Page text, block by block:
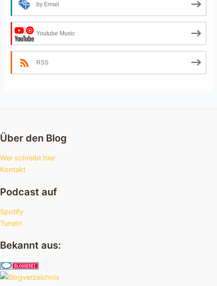
by Email
Youtube Music
RSS
Über den Blog
Wer schreibt hier
Kontakt
Podcast auf
Spotify
TuneIn
Bekannt aus: